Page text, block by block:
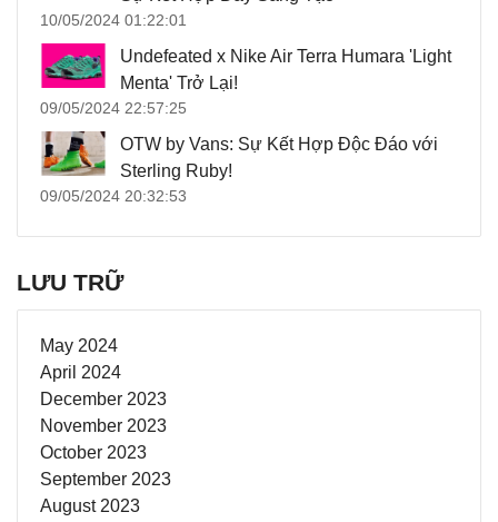
10/05/2024 01:22:01
Undefeated x Nike Air Terra Humara 'Light
Menta' Trở Lại!
09/05/2024 22:57:25
OTW by Vans: Sự Kết Hợp Độc Đáo với
Sterling Ruby!
09/05/2024 20:32:53
LƯU TRỮ
May 2024
April 2024
December 2023
November 2023
October 2023
September 2023
August 2023